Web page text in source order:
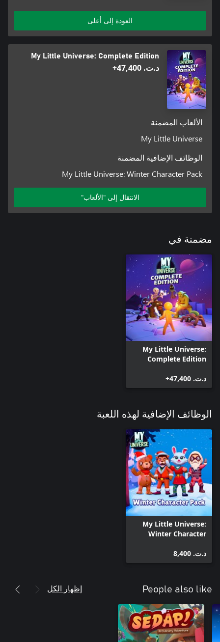
العودة إلى أعلى
My Little Universe: Complete Edition
د.ت.‏ 47,400+
الألعاب المضمنة
My Little Universe
الوظائف الإضافية المضمنة
My Little Universe: Winter Character Pack
الانتقال إلى "الألعاب"
مضمنة في
My Little Universe:
Complete Edition
د.ت.‏ 47,400+
الوظائف الإضافية لهذه اللعبة
My Little Universe:
Winter Character
د.ت.‏ 8,400
People also like إظهار الكل